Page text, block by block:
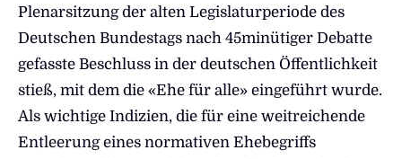
Plenarsitzung der alten Legislaturperiode des
Deutschen Bundestags nach 45minütiger Debatte
gefasste Beschluss in der deutschen Öffentlichkeit
stieß, mit dem die «Ehe für alle» eingeführt wurde.
Als wichtige Indizien, die für eine weitreichende
Entleerung eines normativen Ehebegriffs